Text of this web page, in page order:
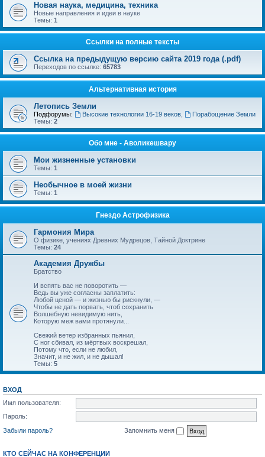
Новая наука, медицина, техника
Новые направления и идеи в науке
Темы: 1
Ссылки на полные тексты
Ссылка на предыдущую версию сайта 2019 года (.pdf)
Переходов по ссылке: 65783
Альтернативная история
Летопись Земли
Подфорумы: Высокие технологии 16-19 веков,
Порабощение Земли
Темы: 2
Обо мне - Аволикешвару
Мои жизненные установки
Темы: 1
Необычное в моей жизни
Темы: 1
Гнездо Астрофизика
Гармония Мира
О физике, учениях Древних Мудрецов, Тайной Доктрине
Темы: 24
Академия Дружбы
Братство
И вспять вас не поворотить —
Ведь вы уже согласны заплатить:
Любой ценой — и жизнью бы рискнули, —
Чтобы не дать порвать, чтоб сохранить
Волшебную невидимую нить,
Которую меж вами протянули...
Свежий ветер избранных пьянил,
С ног сбивал, из мёртвых воскрешал,
Потому что, если не любил,
Значит, и не жил, и не дышал!
Темы: 5
ВХОД
Имя пользователя:
Пароль:
Забыли пароль?
Запомнить меня
КТО СЕЙЧАС НА КОНФЕРЕНЦИИ